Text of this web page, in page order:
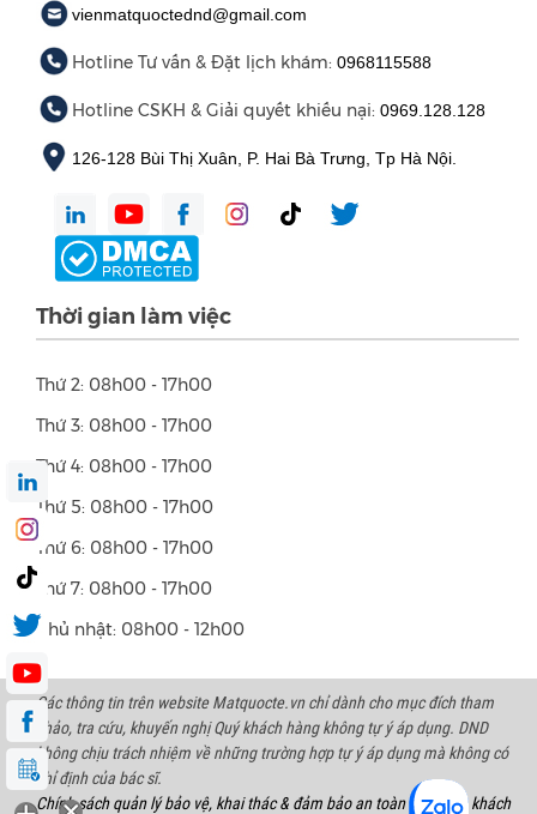
vienmatquoctednd@gmail.com
Hotline Tư vấn & Đặt lịch khám: 0968115588
Hotline CSKH & Giải quyết khiếu nại: 0969.128.128
126-128 Bùi Thị Xuân, P. Hai Bà Trưng, Tp Hà Nội.
Thời gian làm việc
Thứ 2: 08h00 - 17h00
Thứ 3: 08h00 - 17h00
Thứ 4: 08h00 - 17h00
Thứ 5: 08h00 - 17h00
Thứ 6: 08h00 - 17h00
Thứ 7: 08h00 - 17h00
Chủ nhật: 08h00 - 12h00
Các thông tin trên website Matquocte.vn chỉ dành cho mục đích tham
khảo, tra cứu, khuyến nghị Quý khách hàng không tự ý áp dụng. DND
không chịu trách nhiệm về những trường hợp tự ý áp dụng mà không có
chỉ định của bác sĩ.
Chính sách quản lý bảo vệ, khai thác & đảm bảo an toàn thông tin khách